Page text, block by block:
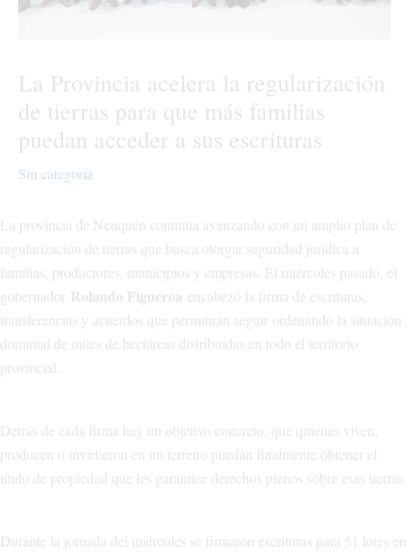
La Provincia acelera la regularización
de tierras para que más familias
puedan acceder a sus escrituras
Sin categoría
La provincia de Neuquén continúa avanzando con un amplio plan de
regularización de tierras que busca otorgar seguridad jurídica a
familias, productores, municipios y empresas. El miércoles pasado, el
gobernador Rolando Figueroa encabezó la firma de escrituras,
transferencias y acuerdos que permitirán seguir ordenando la situación
dominial de miles de hectáreas distribuidas en todo el territorio
provincial.
Detrás de cada firma hay un objetivo concreto: que quienes viven,
producen o invirtieron en un terreno puedan finalmente obtener el
título de propiedad que les garantice derechos plenos sobre esas tierras.
Durante la jornada del miércoles se firmaron escrituras para 51 lotes en